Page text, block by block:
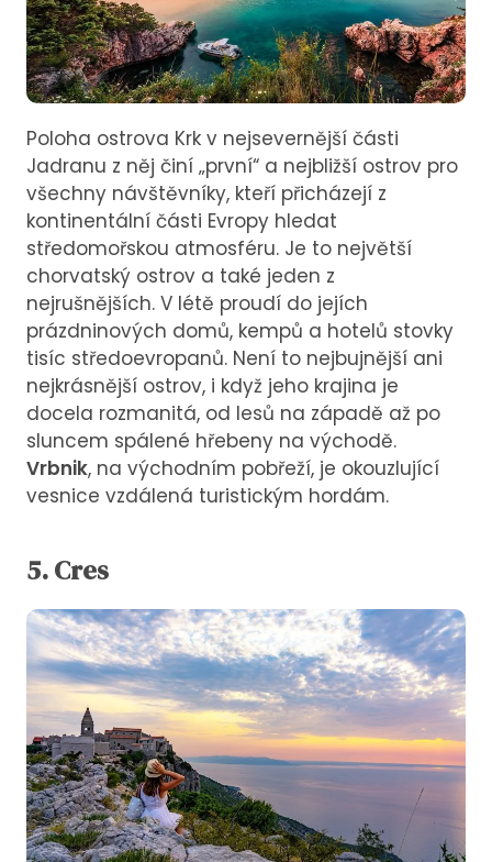
Poloha ostrova Krk v nejsevernější části
Jadranu z něj činí „první“ a nejbližší ostrov pro
všechny návštěvníky, kteří přicházejí z
kontinentální části Evropy hledat
středomořskou atmosféru. Je to největší
chorvatský ostrov a také jeden z
nejrušnějších. V létě proudí do jejích
prázdninových domů, kempů a hotelů stovky
tisíc středoevropanů. Není to nejbujnější ani
nejkrásnější ostrov, i když jeho krajina je
docela rozmanitá, od lesů na západě až po
sluncem spálené hřebeny na východě.
Vrbnik, na východním pobřeží, je okouzlující
vesnice vzdálená turistickým hordám.
5. Cres